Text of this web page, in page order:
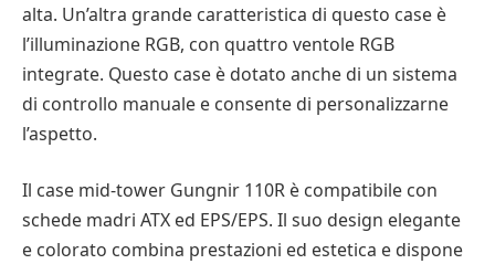
alta. Un’altra grande caratteristica di questo case è
l’illuminazione RGB, con quattro ventole RGB
integrate. Questo case è dotato anche di un sistema
di controllo manuale e consente di personalizzarne
l’aspetto.
Il case mid-tower Gungnir 110R è compatibile con
schede madri ATX ed EPS/EPS. Il suo design elegante
e colorato combina prestazioni ed estetica e dispone